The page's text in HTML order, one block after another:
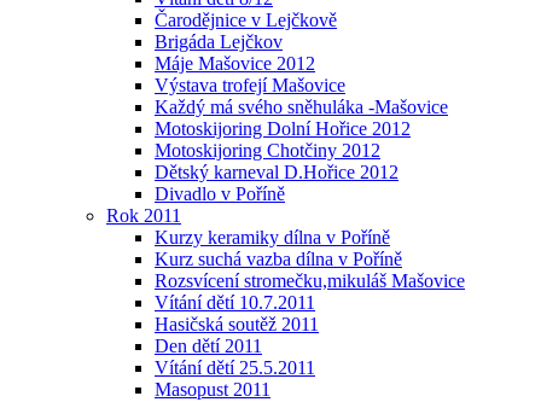
Čarodějnice v Lejčkově
Brigáda Lejčkov
Máje Mašovice 2012
Výstava trofejí Mašovice
Každý má svého sněhuláka -Mašovice
Motoskijoring Dolní Hořice 2012
Motoskijoring Chotčiny 2012
Dětský karneval D.Hořice 2012
Divadlo v Poříně
Rok 2011
Kurzy keramiky dílna v Poříně
Kurz suchá vazba dílna v Poříně
Rozsvícení stromečku,mikuláš Mašovice
Vítání dětí 10.7.2011
Hasičská soutěž 2011
Den dětí 2011
Vítání dětí 25.5.2011
Masopust 2011